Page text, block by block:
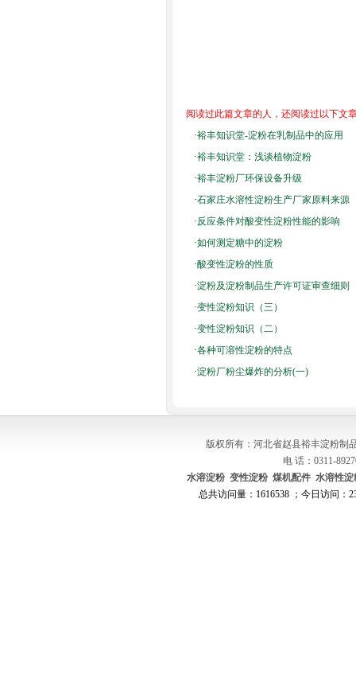
阅读过此篇文章的人，还阅读过以下文
·裕丰知识堂-淀粉在乳制品中的应用
·裕丰知识堂：浅谈植物淀粉
·裕丰淀粉厂环保设备升级
·石家庄水溶性淀粉生产厂家原料来源
·反应条件对酸变性淀粉性能的影响
·如何测定糖中的淀粉
·酸变性淀粉的性质
·淀粉及淀粉制品生产许可证审查细则
·变性淀粉知识（三）
·变性淀粉知识（二）
·各种可溶性淀粉的特点
·淀粉厂粉尘爆炸的分析(一)
版权所有：河北省赵县裕丰淀粉
电 话：0311-
水溶淀粉 变性淀粉 煤机配件 水溶性淀
总共访问量：1616538 ；今日访问：